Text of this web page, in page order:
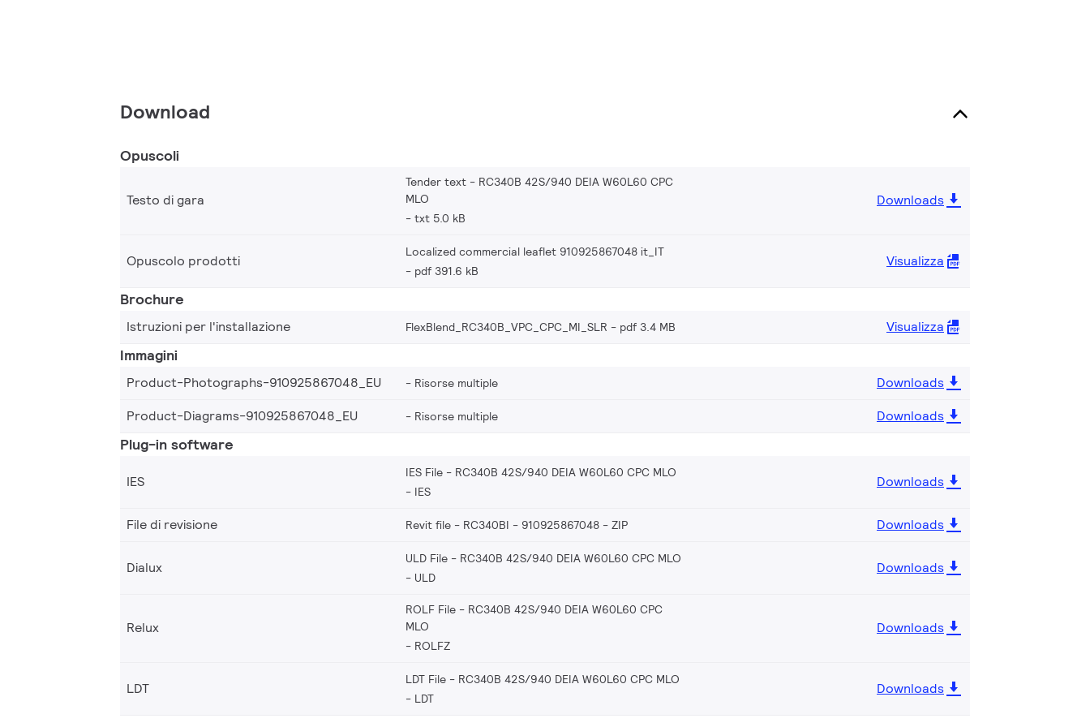
Download
Opuscoli
Testo di gara
Tender text - RC340B 42S/940 DEIA W60L60 CPC
MLO
txt 5.0 kB
Downloads
Opuscolo prodotti
Localized commercial leaflet 910925867048 it_IT
pdf 391.6 kB
Visualizza
Brochure
Istruzioni per l'installazione FlexBlend_RC340B_VPC_CPC_MI_SLR pdf 3.4 MB Visualizza
Immagini
Product-Photographs-910925867048_EU Risorse multiple
Downloads
Product-Diagrams-910925867048_EU
Risorse multiple Downloads
Plug-in software
IES
IES File - RC340B 42S/940 DEIA W60L60 CPC MLO
IES
Downloads
File di revisione Revit file - RC340BI - 910925867048 ZIP Downloads
Dialux
ULD File - RC340B 42S/940 DEIA W60L60 CPC MLO
ULD
Downloads
Relux
ROLF File - RC340B 42S/940 DEIA W60L60 CPC
MLO
ROLFZ
Downloads
LDT
LDT File - RC340B 42S/940 DEIA W60L60 CPC MLO
LDT
Downloads